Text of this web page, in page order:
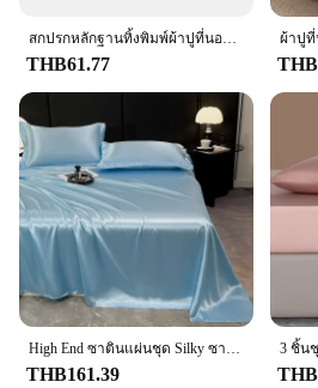
สกปรกหลักฐานทิ้งพิมพ์ผ้าปูที่นอนปลอกหมอนแบบพกพาโรงแรมหนาผ้าไม่ทอแยกแผ่นชุดเครื่องนอน
THB61.77
High End ซาตินแผ่นชุด Silky ซาตินผ้าปูที่นอนผ้าไหมน้ําแข็งหรูหรา TWIN Queen แบนแผ่นผ้าปูที่นอนสําหรับตกแต่งห้องนอนแม้ 커
THB161.39